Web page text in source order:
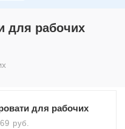
для рабочих
для рабочих
руб.